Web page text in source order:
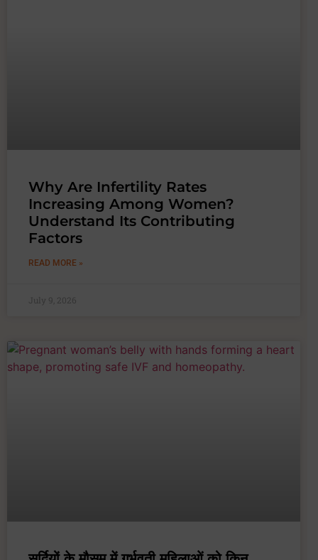
Why Are Infertility Rates
Increasing Among Women?
Understand Its Contributing
Factors
READ MORE »
July 9, 2026